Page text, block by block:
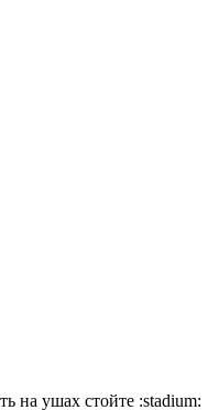
на ушах стойте :stadium: